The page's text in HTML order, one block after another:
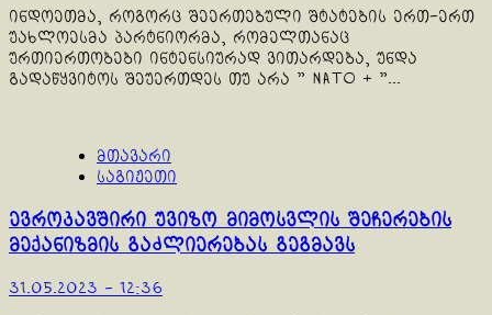
ინდოეთმა, როგორც შეერთებული შტატების ერთ-ერთ
უახლოესმა პარტნიორმა, რომელთანაც
ურთიერთობები ინტენსიურად ვითარდება, უნდა
გადაწყვიტოს შეუერთდეს თუ არა " NATO + "...
მთავარი
საგიჟეთი
ევროკავშირი უვიზო მიმოსვლის შეჩერების
მექანიზმის გაძლიერებას გეგმავს
31.05.2023 - 12:36